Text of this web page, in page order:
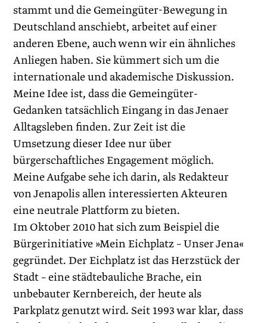
stammt und die Gemeingüter-Bewegung in
Deutschland anschiebt, arbeitet auf einer
anderen Ebene, auch wenn wir ein ähnliches
Anliegen haben. Sie kümmert sich um die
internationale und akademische Diskussion.
Meine Idee ist, dass die Gemeingüter-
Gedanken tatsächlich Eingang in das Jenaer
Alltagsleben finden. Zur Zeit ist die
Umsetzung dieser Idee nur über
bürgerschaftliches Engagement möglich.
Meine Aufgabe sehe ich darin, als Redakteur
von Jenapolis allen interessierten Akteuren
eine neutrale Plattform zu bieten.
Im Oktober 2010 hat sich zum Beispiel die
Bürgerinitiative »Mein Eichplatz – Unser Jena«
gegründet. Der Eichplatz ist das Herzstück der
Stadt – eine städtebauliche Brache, ein
unbebauter Kernbereich, der heute als
Parkplatz genutzt wird. Seit 1993 war klar, dass